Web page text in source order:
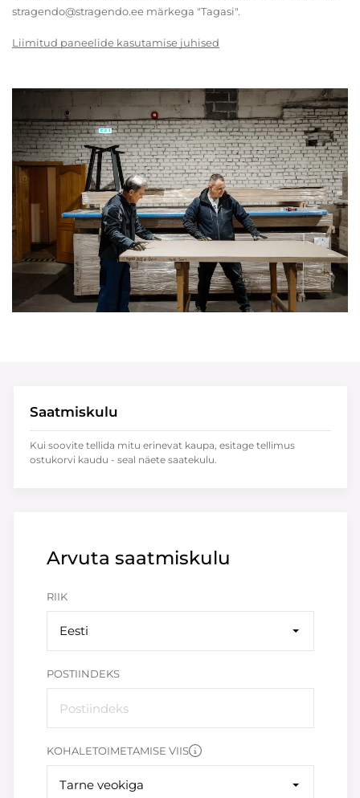
stragendo@stragendo.ee märkega "Tagasi".
Liimitud paneelide kasutamise juhised
Arvuta saatmiskulu
RIIK
Eesti
POSTIINDEKS
KOHALETOIMETAMISE VIIS
Tarne veokiga
Saatmiskulu
Kui soovite tellida mitu erinevat kaupa, esitage tellimus
ostukorvi kaudu - seal näete saatekulu.